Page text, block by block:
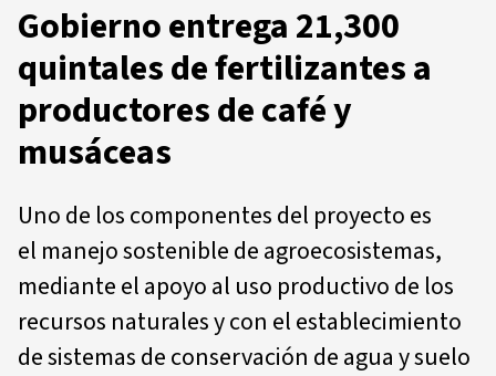
Gobierno entrega 21,300
quintales de fertilizantes a
productores de café y
musáceas
Uno de los componentes del proyecto es
el manejo sostenible de agroecosistemas,
mediante el apoyo al uso productivo de los
recursos naturales y con el establecimiento
de sistemas de conservación de agua y suelo